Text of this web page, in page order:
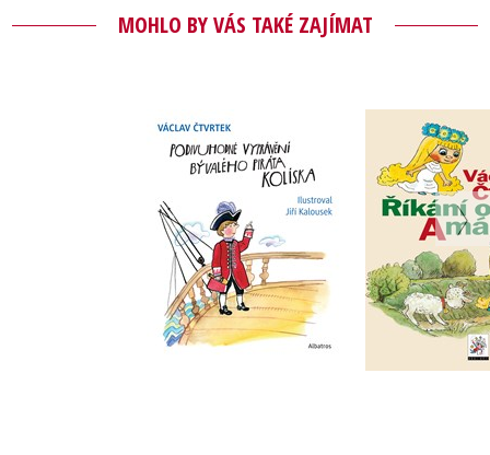
MOHLO BY VÁS TAKÉ ZAJÍMAT
Podivuhodné
vyprávění bývalého
piráta Kolíska
Václav Čtvrtek
Do košíku
Říkání o
Václav
Do
263 Kč